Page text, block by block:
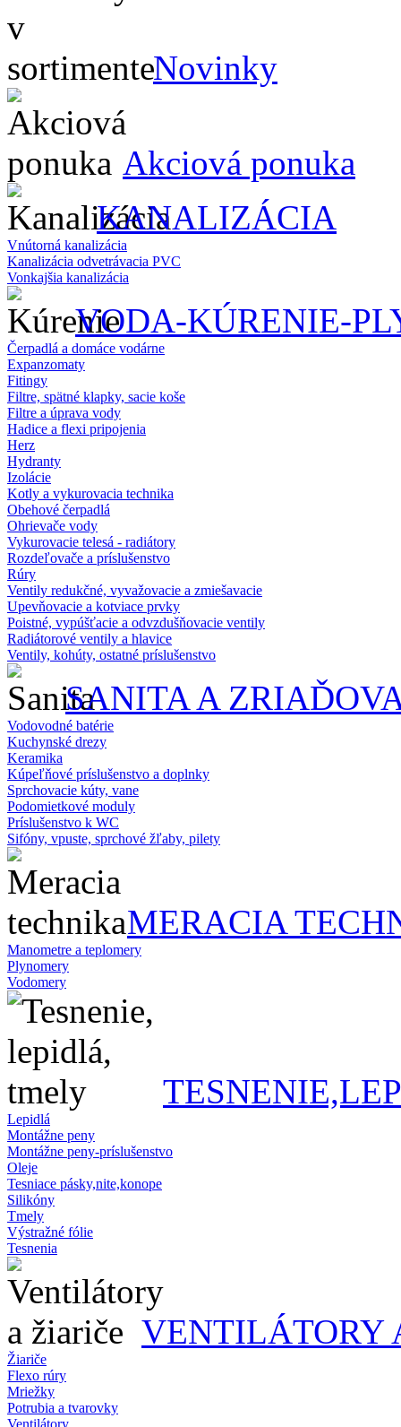
Novinky
Akciová ponuka
KANALIZÁCIA
Vnútorná kanalizácia
Kanalizácia odvetrávacia PVC
Vonkajšia kanalizácia
VODA-KÚRENIE-
Čerpadlá a domáce vodárne
Expanzomaty
Fitingy
Filtre, spätné klapky, sacie koše
Filtre a úprava vody
Hadice a flexi pripojenia
Herz
Hydranty
Izolácie
Kotly a vykurovacia technika
Obehové čerpadlá
Ohrievače vody
Vykurovacie telesá - radiátory
Rozdeľovače a príslušenstvo
Rúry
Ventily redukčné, vyvažovacie a zmiešavacie
Upevňovacie a kotviace prvky
Poistné, vypúšťacie a odvzdušňovacie ventily
Radiátorové ventily a hlavice
Ventily, kohúty, ostatné príslušenstvo
SANITA A
Vodovodné batérie
Kuchynské drezy
Keramika
Kúpeľňové príslušenstvo a doplnky
Sprchovacie kúty, vane
Podomietkové moduly
Príslušenstvo k WC
Sifóny, vpuste, sprchové žľaby, pilety
MERACIA
Manometre a teplomery
Plynomery
Vodomery
Lepidlá
Montážne peny
Montážne peny-príslušenstvo
Oleje
Tesniace pásky,nite,konope
Silikóny
Tmely
Výstražné fólie
Tesnenia
VENTILÁTORY
Žiariče
Flexo rúry
Mriežky
Potrubia a tvarovky
Ventilátory